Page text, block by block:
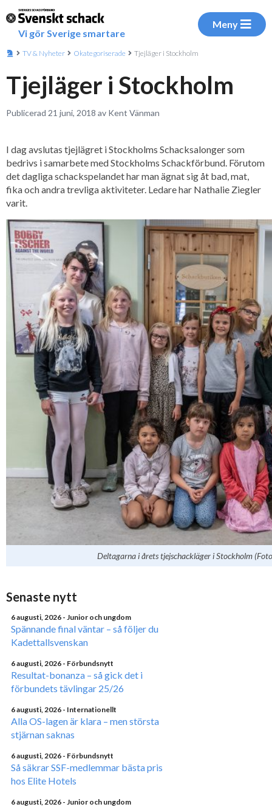
Vi gör Sverige smartare
Meny
TV & Nyheter Okategoriserade Tjejläger i Stockholm
Tjejläger i Stockholm
Publicerad 21 juni, 2018 av Kent Vänman
I dag avslutas tjejlägret i Stockholms Schacksalonger som
bedrivs i samarbete med Stockholms Schackförbund. Förutom
det dagliga schackspelandet har man ägnat sig åt bad, mat,
fika och andra trevliga aktiviteter. Ledare har Nathalie Ziegler
varit.
Deltagarna i årets tjejschackläger i Stockholm
Senaste nytt
6 augusti, 2026 - Junior och ungdom
Spännande final väntar – så följer du
Kadettallsvenskan
6 augusti, 2026 - Förbundsnytt
Resultat-bonanza – så gick det i
förbundets tävlingar 25/26
6 augusti, 2026 - Internationellt
Alla OS-lagen är klara – men största
stjärnan saknas
6 augusti, 2026 - Förbundsnytt
Så säkrar SSF-medlemmar bästa pris
hos Elite Hotels
6 augusti, 2026 - Junior och ungdom